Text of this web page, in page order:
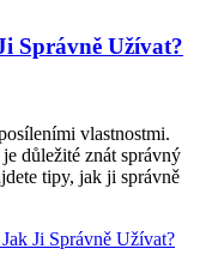
Správně Užívat?
vlastnostmi.
důležité znát správný
tipy, jak ji správně
Ji Správně Užívat?